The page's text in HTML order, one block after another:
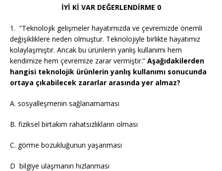
İYİ Kİ VAR DEĞERLENDİRME 0
1. “Teknolojik gelişmeler hayatımızda ve çevremizde önemli
değişikliklere neden olmuştur. Teknolojiyle birlikte hayatımız
kolaylaşmıştır. Ancak bu ürünlerin yanlış kullanımı hem
kendimize hem çevremize zarar vermiştir.” Aşağıdakilerden
hangisi teknolojik ürünlerin yanlış kullanımı sonucunda
ortaya çıkabilecek zararlar arasında yer almaz?
A. sosyalleşmenin sağlanamaması
B. fiziksel birtakım rahatsızlıkların olması
C. görme bozukluğunun yaşanması
D bilgiye ulaşmanın hızlanması